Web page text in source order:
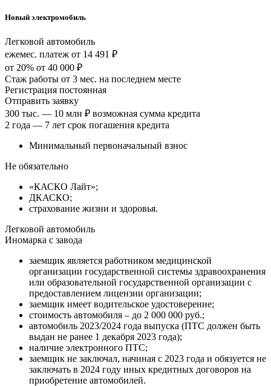
Новый электромобиль
Легковой автомобиль
ежемес. платеж от 14 491 ₽
от 20% от 40 000 ₽
Стаж работы от 3 мес. на последнем месте
Регистрация постоянная
Отправить заявку
300 тыс. — 10 млн ₽ возможная сумма кредита
2 года — 7 лет срок погашения кредита
Минимальный первоначальный взнос
Не обязательно
«КАСКО Лайт»;
ДКАСКО;
страхование жизни и здоровья.
Легковой автомобиль
Иномарка с завода
заемщик является работником медицинской
организации государственной системы здравоохранения
или образовательной государственной организации с
предоставлением лицензии организации;
заемщик имеет водительское удостоверение;
стоимость автомобиля – до 2 000 000 руб.;
автомобиль 2023/2024 года выпуска (ПТС должен быть
выдан не ранее 1 декабря 2023 года);
наличие электронного ПТС;
заемщик не заключал, начиная с 2023 года и обязуется не
заключать в 2024 году иных кредитных договоров на
приобретение автомобилей.